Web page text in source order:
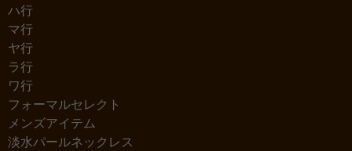
ハ行
マ行
ヤ行
ラ行
ワ行
フォーマルセレクト
メンズアイテム
淡水パールネックレス